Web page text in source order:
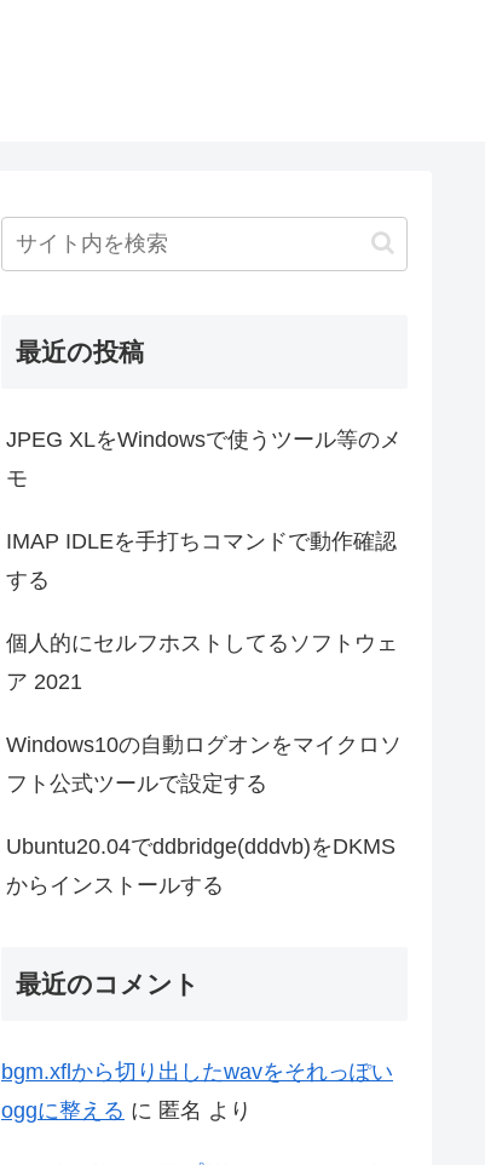
最近の投稿
JPEG XLをWindowsで使うツール等のメ
モ
IMAP IDLEを手打ちコマンドで動作確認
する
個人的にセルフホストしてるソフトウェ
ア 2021
Windows10の自動ログオンをマイクロソ
フト公式ツールで設定する
Ubuntu20.04でddbridge(dddvb)をDKMS
からインストールする
最近のコメント
bgm.xflから切り出したwavをそれっぽい
oggに整える に 匿名 より